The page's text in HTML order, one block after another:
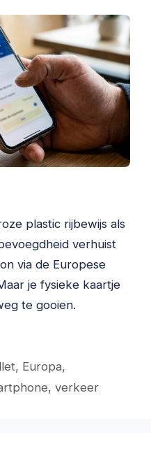
plastic rijbewijs als
verhuist
via de Europese
je fysieke kaartje
te gooien.
, Europa,
, verkeer